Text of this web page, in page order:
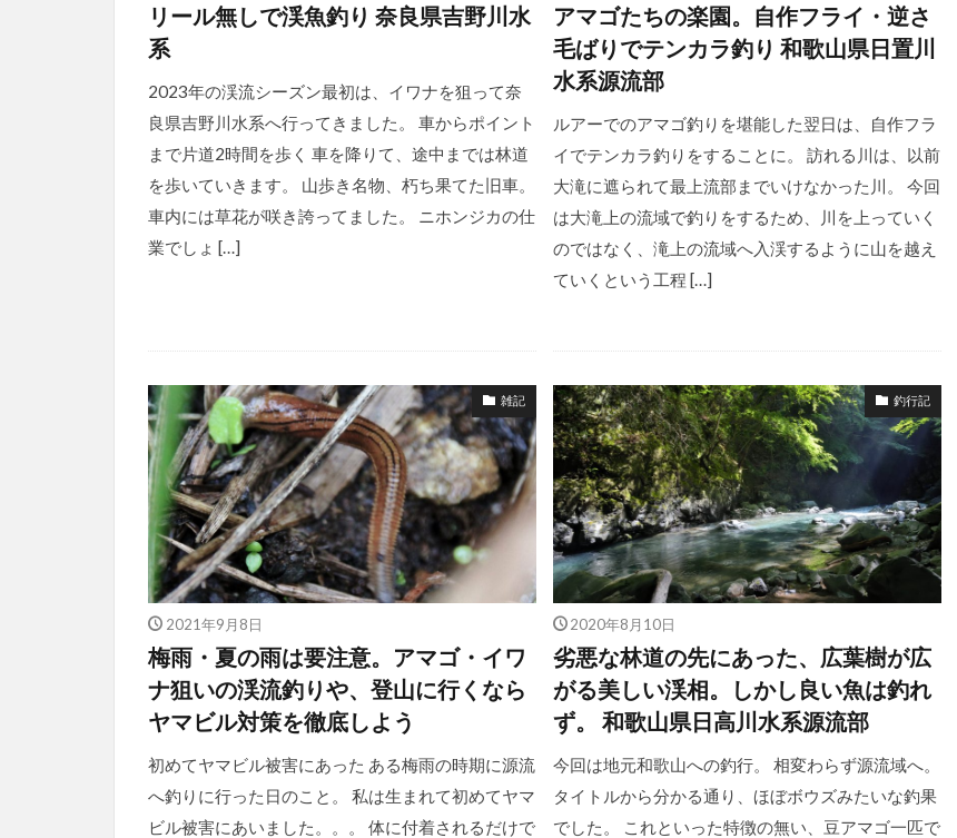
リール無しで渓魚釣り 奈良県吉野川水
系
2023年の渓流シーズン最初は、イワナを狙って奈
良県吉野川水系へ行ってきました。 車からポイント
まで片道2時間を歩く 車を降りて、途中までは林道
を歩いていきます。 山歩き名物、朽ち果てた旧車。
車内には草花が咲き誇ってました。 ニホンジカの仕
業でしょ […]
アマゴたちの楽園。自作フライ・逆さ
毛ばりでテンカラ釣り 和歌山県日置川
水系源流部
ルアーでのアマゴ釣りを堪能した翌日は、自作フラ
イでテンカラ釣りをすることに。 訪れる川は、以前
大滝に遮られて最上流部までいけなかった川。 今回
は大滝上の流域で釣りをするため、川を上っていく
のではなく、滝上の流域へ入渓するように山を越え
ていくという工程 […]
雑記
2021年9月8日
梅雨・夏の雨は要注意。アマゴ・イワ
ナ狙いの渓流釣りや、登山に行くなら
ヤマビル対策を徹底しよう
初めてヤマビル被害にあった ある梅雨の時期に源流
へ釣りに行った日のこと。 私は生まれて初めてヤマ
ビル被害にあいました。。。 体に付着されるだけで
釣行記
2020年8月10日
劣悪な林道の先にあった、広葉樹が広
がる美しい渓相。しかし良い魚は釣れ
ず。 和歌山県日高川水系源流部
今回は地元和歌山への釣行。 相変わらず源流域へ。
タイトルから分かる通り、ほぼボウズみたいな釣果
でした。 これといった特徴の無い、豆アマゴ一匹で